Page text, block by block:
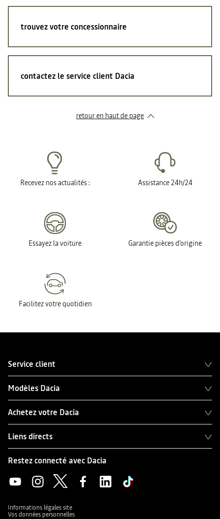
trouvez votre concessionnaire
contactez le service client Dacia
retour en haut de page​
Recevez nos actualités : Assistance 24h/24
Essayez la voiture Garantie pièces d'origine
Facilitez votre quotidien
Service client
Modèles Dacia
Achetez votre Dacia
Liens directs
Restez connecté avec Dacia
Informations légales site
Vos données personnelles